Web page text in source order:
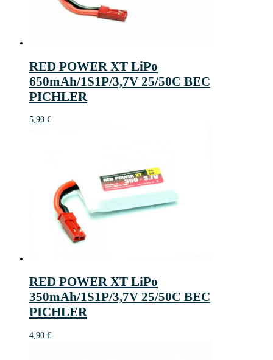
RED POWER XT LiPo
650mAh/1S1P/3,7V 25/50C BEC
PICHLER
5,90 €
RED POWER XT LiPo
350mAh/1S1P/3,7V 25/50C BEC
PICHLER
4,90 €